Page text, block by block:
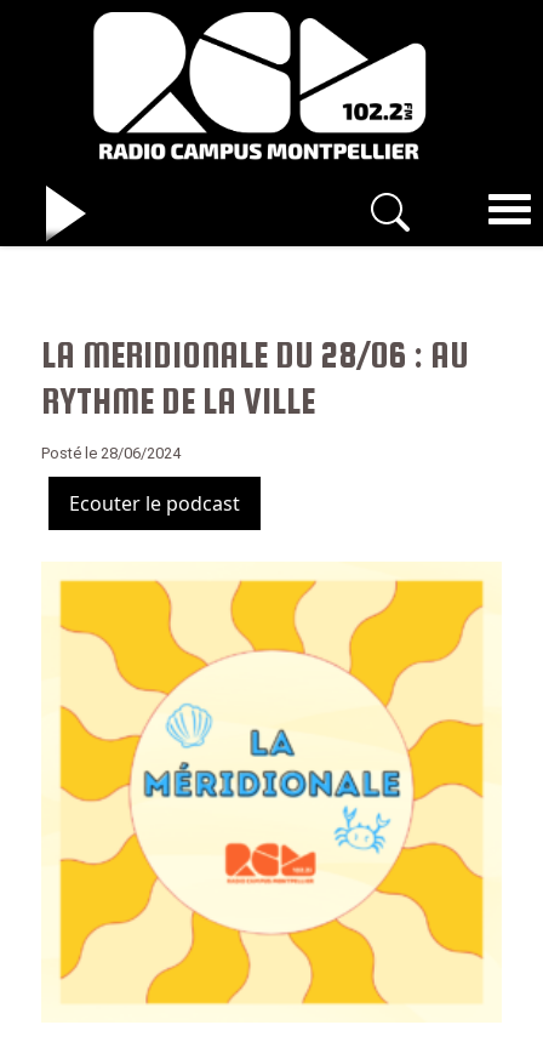
LA MERIDIONALE DU 28/06 : AU
RYTHME DE LA VILLE
Posté le 28/06/2024
Ecouter le podcast